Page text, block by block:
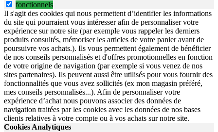
fonctionnels
Il s'agit des cookies qui nous permettent d’identifier les informations
du site qui pourraient vous intéresser afin de personnaliser votre
expérience sur notre site (par exemple vous rappeler les derniers
produits consultés, mémoriser les articles de votre panier avant de
poursuivre vos achats.). Ils vous permettent également de bénéficier
de nos conseils personnalisés et d'offres promotionnelles en fonction
de votre origine de navigation (par exemple si vous venez de nos
sites partenaires). Ils peuvent aussi être utilisés pour vous fournir des
fonctionnalités que vous avez sollicités (ex mon magasin préféré,
mes conseils personnalisés...). Afin de personnaliser votre
expérience d’achat nous pouvons associer des données de
navigation traitées par les cookies avec les données de nos bases
clients relatives à votre compte ou à vos achats sur notre site.
Cookies Analytiques